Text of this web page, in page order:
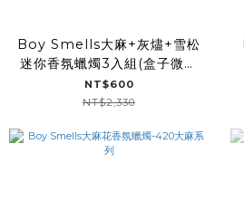
Boy Smells大麻+灰燼+雪松
迷你香氛蠟燭3入組(盒子微髒
污)
NT$600
NT$2,330